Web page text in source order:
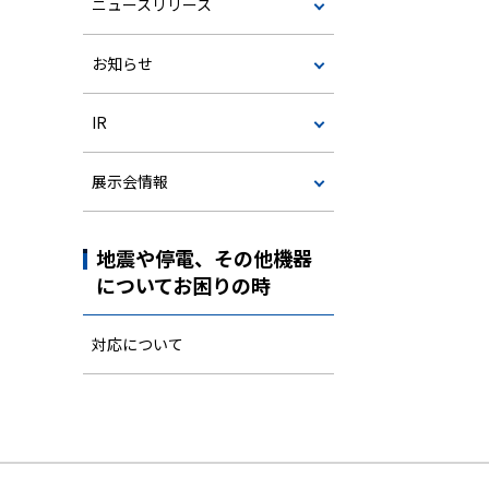
ニュースリリース
お知らせ
IR
展示会情報
地震や停電、その他機器
についてお困りの時
対応について